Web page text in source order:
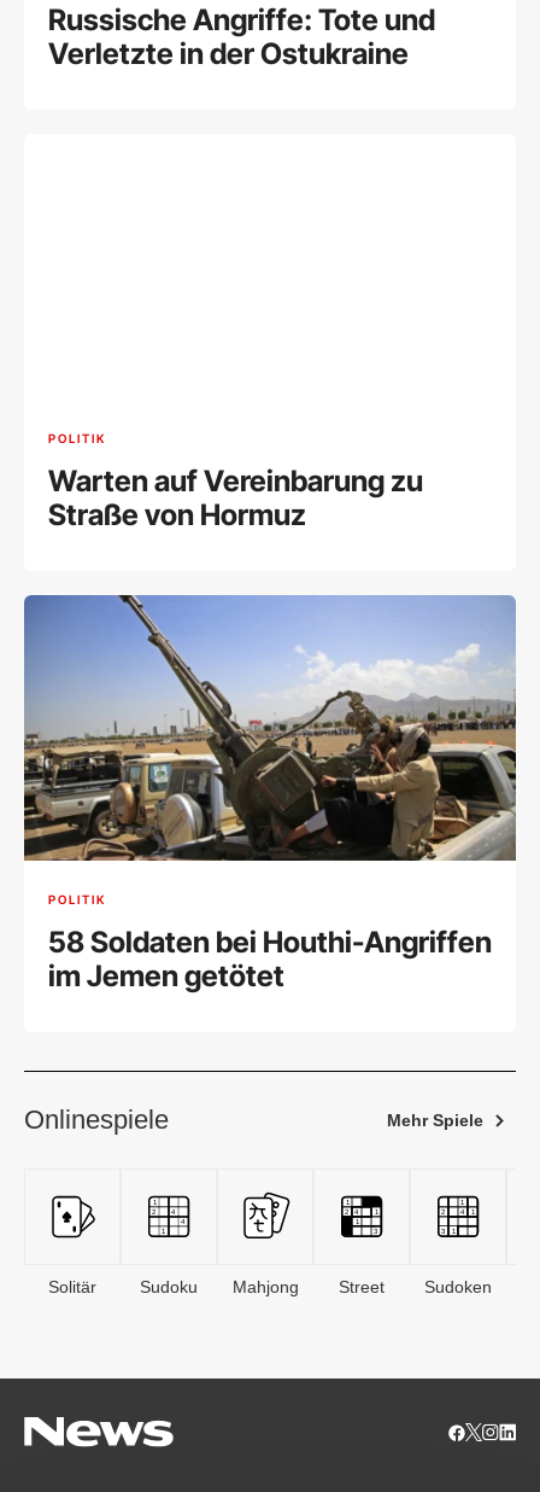
Russische Angriffe: Tote und
Verletzte in der Ostukraine
POLITIK
Warten auf Vereinbarung zu
Straße von Hormuz
POLITIK
58 Soldaten bei Houthi-Angriffen
im Jemen getötet
Onlinespiele Mehr Spiele
Solitär Sudoku Mahjong Street Sudoken